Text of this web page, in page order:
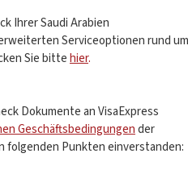
Ihrer Saudi Arabien
Serviceoptionen rund um
Sie bittehier.
Dokumente an VisaExpress
Geschäftsbedingungender
folgenden Punkten einverstanden: